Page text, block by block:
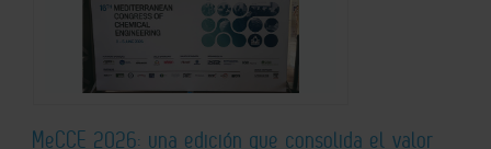
MeCCE 2026: una edición que consolida el valor